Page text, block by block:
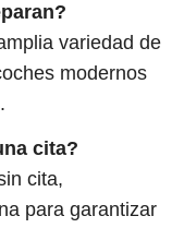
variedad de
modernos
cita?
cita,
para garantizar